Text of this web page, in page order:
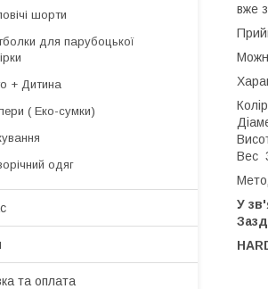
вже
Вес
У
шорти
для парубоцької
+ Дитина
( Еко-сумки)
одяг
та оплата